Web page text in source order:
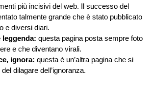
più incisivi del web. Il successo del
talmente grande che è stato pubblicato
e diversi diari.
leggenda: questa pagina posta sempre foto
e che diventano virali.
ignora: questa è un’altra pagina che si
dilagare dell’ignoranza.